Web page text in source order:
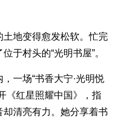
地变得愈发松软。忙完
于村头的“光明书屋”。
一场“书香大宁·光明悦
《红星照耀中国》，指
清亮有力。她分享着书